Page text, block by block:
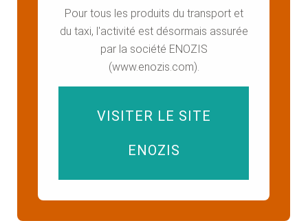
Pour tous les produits du transport et
du taxi, l'activité est désormais assurée
par la société ENOZIS
(www.enozis.com).
VISITER LE SITE
ENOZIS